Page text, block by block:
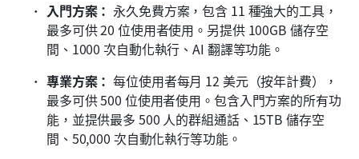
入門方案： 永久免費方案，包含 11 種強大的工具，
最多可供 20 位使用者使用。另提供 100GB 儲存空
間、1000 次自動化執行、AI 翻譯等功能。
專業方案： 每位使用者每月 12 美元（按年計費），
最多可供 500 位使用者使用。包含入門方案的所有功
能，並提供最多 500 人的群組通話、15TB 儲存空
間、50,000 次自動化執行等功能。